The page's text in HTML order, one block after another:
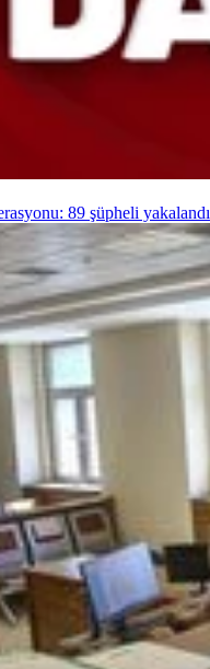
89 şüpheli yakalandı